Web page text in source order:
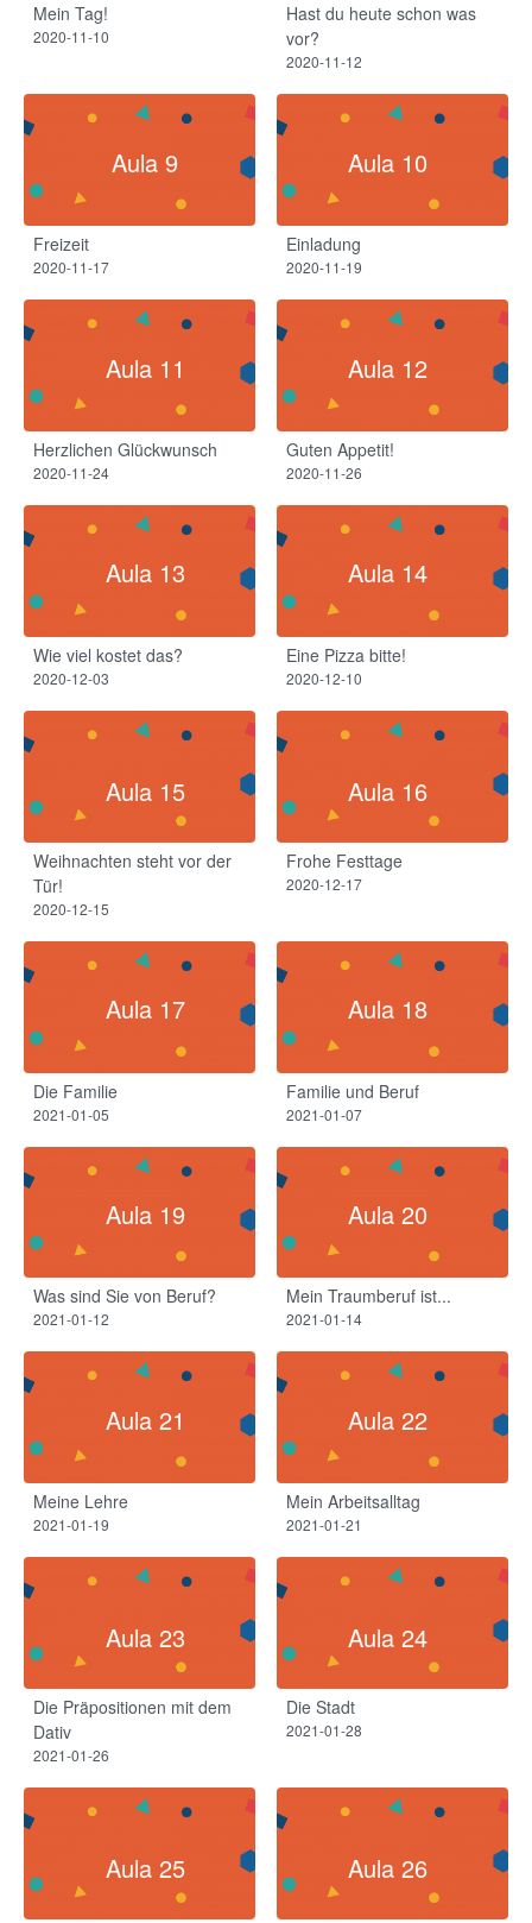
Mein Tag!​
2020-11-10
Hast du heute schon was
vor?
2020-11-12
Aula 9
Freizeit
2020-11-17
Aula 10
Einladung
2020-11-19
Aula 11
Herzlichen Glückwunsch
2020-11-24
Aula 12
Guten Appetit!​
2020-11-26
Aula 13
Wie viel kostet das?
2020-12-03
Aula 14
Eine Pizza bitte!
2020-12-10
Aula 15
Weihnachten steht vor der
Tür!
2020-12-15
Aula 16
Frohe Festtage
2020-12-17
Aula 17
Die Familie
2021-01-05
Aula 18
Familie und Beruf
2021-01-07
Aula 19
Was sind Sie von Beruf?
2021-01-12
Aula 20
Mein Traumberuf ist...
2021-01-14
Aula 21
Meine Lehre
2021-01-19
Aula 22
Mein Arbeitsalltag
2021-01-21
Aula 23
Die Präpositionen mit dem
Dativ​
2021-01-26
Aula 24
Die Stadt
2021-01-28
Aula 25 Aula 26